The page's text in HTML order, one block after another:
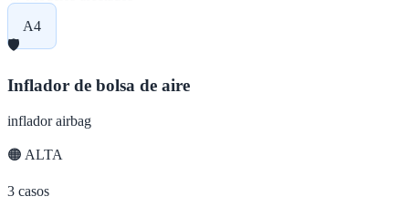
A4
🛡️
Inflador de bolsa de aire
inflador airbag
🟠 ALTA
3 casos